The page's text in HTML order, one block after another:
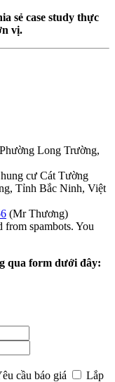
sẻ case study thực
vị.
Long Trường,
cư Cát Tường
Tỉnh Bắc Ninh, Việt
(Mr Thương)
from spambots. You
qua form dưới đây:
cầu báo giá
Lắp